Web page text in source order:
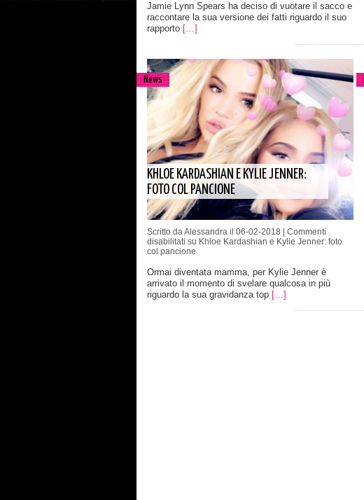
Jamie Lynn Spears ha deciso di vuotare il sacco e
raccontare la sua versione dei fatti riguardo il suo
rapporto […]
News
KHLOE KARDASHIAN E KYLIE JENNER:
FOTO COL PANCIONE
Scritto da Alessandra il 06-02-2018 | Commenti
disabilitati su Khloe Kardashian e Kylie Jenner: foto
col pancione
Ormai diventata mamma, per Kylie Jenner è
arrivato il momento di svelare qualcosa in più
riguardo la sua gravidanza top […]